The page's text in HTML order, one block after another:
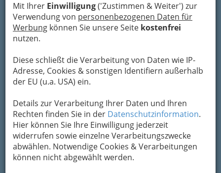
Mit Ihrer Einwilligung('Zustimmen & Weiter') zur
Verwendung von personenbezogenen Daten für
Werbung können Sie unsere Seite kostenfrei
nutzen.
Diese schließt die Verarbeitung von Daten wie IP-
Adresse, Cookies & sonstigen Identifiern außerhalb
der EU (u.a. USA) ein.
Details zur Verarbeitung Ihrer Daten und Ihren
Rechten finden Sie in der Datenschutzinformation.
Hier können Sie Ihre Einwilligung jederzeit
widerrufen sowie einzelne Verarbeitungszwecke
abwählen. Notwendige Cookies & Verarbeitungen
können nicht abgewählt werden.
Die sorgfältige Arbeit des
Friseurs und der Friseurin fängt
mit Haaranalysen an.